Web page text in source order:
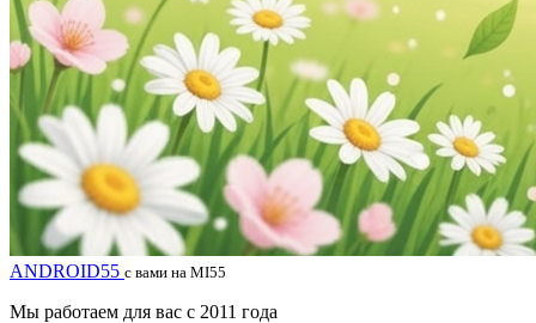
ANDROID55 с вами на MI55
Мы работаем для вас с 2011 года